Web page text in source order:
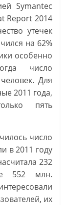
Symantec
Report 2014
утечек
на 62%
особенно
число
Для
2011 года,
пять
число
в 2011 году
232
552 млн.
их